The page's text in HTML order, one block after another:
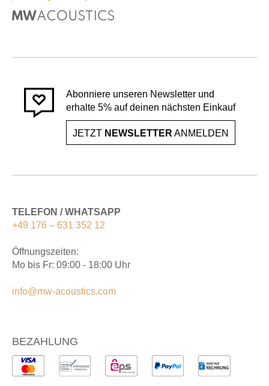
Abonniere unseren Newsletter und
erhalte 5% auf deinen nächsten Einkauf
JETZT NEWSLETTER ANMELDEN
TELEFON / WHATSAPP
+49 176 – 631 352 12
Öffnungszeiten:
Mo bis Fr: 09:00 - 18:00 Uhr
info@mw-acoustics.com
BEZAHLUNG